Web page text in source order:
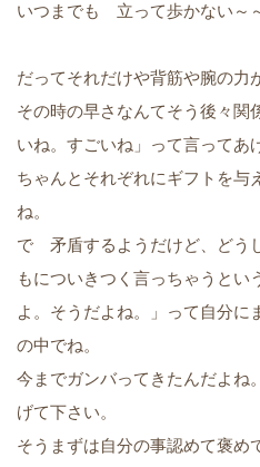
いつまでも 立って歩かない～
だってそれだけや背筋や腕の力
その時の早さなんてそう後々関
いね。すごいね」って言ってあ
ちゃんとそれぞれにギフトを与
ね。
で 矛盾するようだけど、どう
もについきつく言っちゃうとい
よ。そうだよね。」って自分に
の中でね。
今までガンバってきたんだよね
げて下さい。
そうまずは自分の事認めて褒め